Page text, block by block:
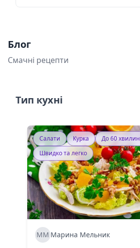
Блог
Смачні рецепти
Тип кухні
Салати Курка
До 60 хвилин
Швидко та легко
ММ Марина Мельник